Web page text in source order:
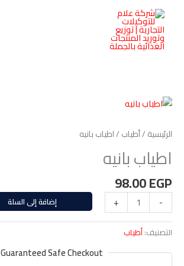
المحتوى
الرئيسية /أطياب / اطياب بانيه
اطياب بانيه
98.00EGP
-
كمية
بانيه
+ إضافة إلى السلة
التصنيف:أطياب
Guaranteed Safe Checkout